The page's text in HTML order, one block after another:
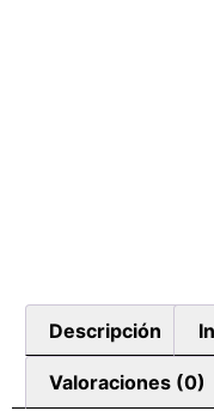
Descripción
Valoraciones (0)